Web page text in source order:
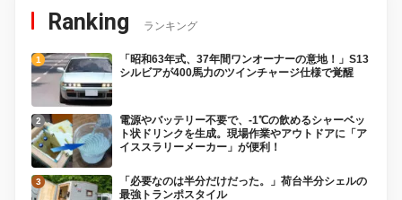
Ranking ランキング
「昭和63年式、37年間ワンオーナーの意地！」S13
シルビアが400馬力のツインチャージ仕様で覚醒
電源やバッテリー不要で、-1℃の飲めるシャーベッ
ト状ドリンクを生成。現場作業やアウトドアに「ア
イススラリーメーカー」が便利！
「必要なのは半分だけだった。」荷台半分シェルの
最強トランポスタイル